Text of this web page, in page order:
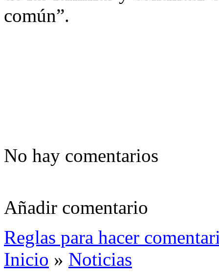
común”.
No hay comentarios
Añadir comentario
Reglas para hacer
Inicio » Noticias